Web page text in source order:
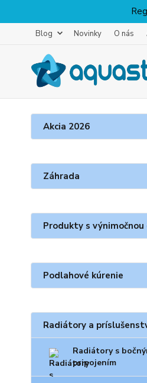
Blog Novinky O nás
Akcia 2026
Záhrada
Produkty s výnimočnou
Podlahové kúrenie
Radiátory a
Radiátory s
pripojením